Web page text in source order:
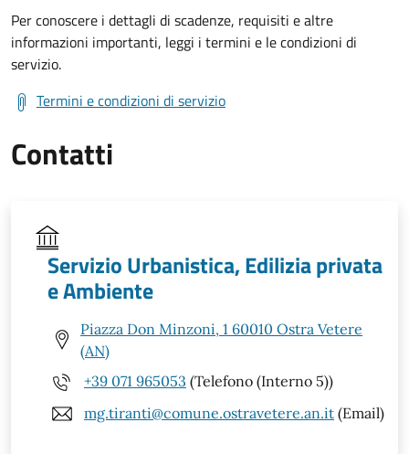
Per conoscere i dettagli di scadenze, requisiti e altre
informazioni importanti, leggi i termini e le condizioni di
servizio.
Termini e condizioni di servizio
Contatti
Servizio Urbanistica, Edilizia privata
e Ambiente
Piazza Don Minzoni, 1 60010 Ostra Vetere
(AN)
+39 071 965053 (Telefono (Interno 5))
mg.tiranti@comune.ostravetere.an.it (Email)